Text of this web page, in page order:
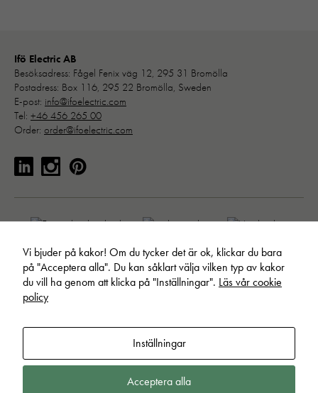
Ifö Electric AB
Besöksadress: Fågel Fenix väg 12, 295 31 Bromölla
Postadress: Box 116, 295 22 Bromölla, Sweden
E-post: info@ifoelectric.com
Tel: +46 456 265 00
Order: order@ifoelectric.com
© Ifö Electric AB. Allt material publicerat på webbplatsen är skyddat
enligt internationell upphovsrättslagstiftning.
dina personuppgifter.Ändra inställningar för cookies.
Vi bjuder på kakor! Om du tycker det är ok, klickar du bara
på "Acceptera alla". Du kan såklart välja vilken typ av kakor
du vill ha genom att klicka på "Inställningar". Läs vår cookie
policy
Inställningar
Acceptera alla
Nödvändiga
denna kaka kommer ihåg ditt val av
kakor.
För att vi ska
kunna
förbättra